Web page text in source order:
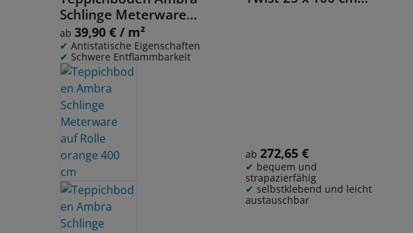
Details
Schlinge Meterware
auf Rolle
Regulärer Preis:
ab39,90 € / m²
Antistatische Eigenschaften
Schwere Entflammbarkeit
Regulärer Preis:
ab272,65 €
bequem und
strapazierfähig
selbstklebend und leicht
austauschbar